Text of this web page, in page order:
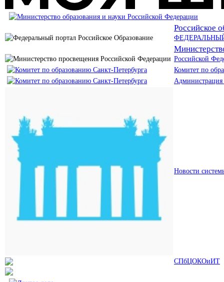
Российское
Российской
Комитет по
Администрация
Новости
СПбЦОКОиИТ